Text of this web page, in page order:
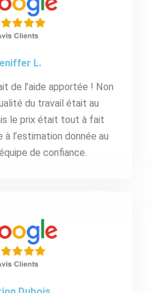
L.
de l’aide apportée ! Non
du travail était au
le prix était tout à fait
l’estimation donnée au
de confiance.